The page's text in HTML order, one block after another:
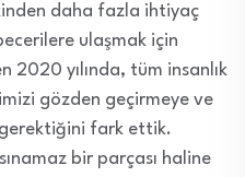
daha fazla ihtiyaç
ulaşmak için
2020 yılında, tüm insanlık
gözden geçirmeye ve
gerektiğini fark ettik.
bir parçası haline